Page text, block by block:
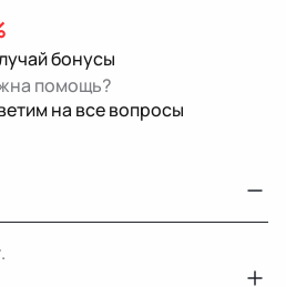
бонусы
помощь?
на все вопросы